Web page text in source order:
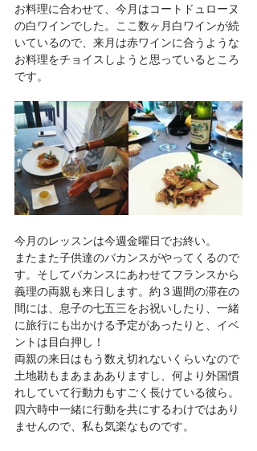
お料理に合わせて、今月はコートドュローヌ
の白ワインでした。ここ数ヶ月白ワインが続
いているので、来月は赤ワインに合うような
お料理をチョイスしようと思っているところ
です。
今月のレッスンは今週金曜日でお終い。
またまた子供達のバカンスがやってくるので
す。そしてバカンスにあわせてフランスから
義理の両親も来日します。約３週間の滞在の
間には、息子の七五三をお祝いしたり、一緒
に旅行にも出かける予定があったりと、イベ
ントは目白押し！
両親の来日はもう数え切れないくらいなので
土地勘もまあまあありますし、何より外国慣
れしていて行動力もすごく長けている彼ら。
四六時中一緒に行動を共にするわけではあり
ませんので、私も気楽なものです。